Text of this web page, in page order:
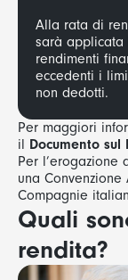
Alla rata di
sarà applicata
rendimenti
eccedenti i
non dedotti.
Per maggiori
il Documento sul
Per l’erogazione
una
Compagnie
Quali
rendita?